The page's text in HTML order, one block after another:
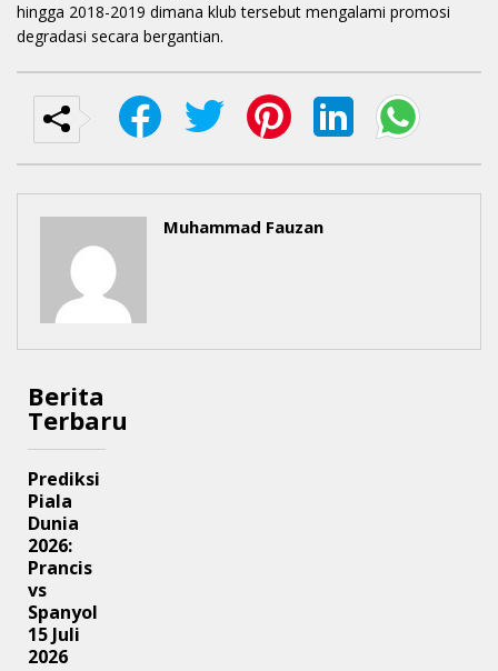
hingga 2018-2019 dimana klub tersebut mengalami promosi
degradasi secara bergantian.
Muhammad Fauzan
Berita
Terbaru
Prediksi
Piala
Dunia
2026:
Prancis
vs
Spanyol
15 Juli
2026